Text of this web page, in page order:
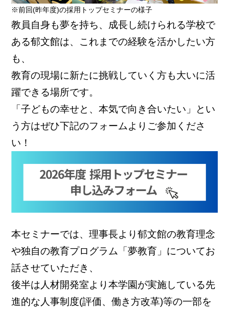
※前回(昨年度)の採用トップセミナーの様子
教員自身も夢を持ち、成長し続けられる学校で
ある郁文館は、これまでの経験を活かしたい方
も、
教育の現場に新たに挑戦していく方も大いに活
躍できる場所です。
「子どもの幸せと、本気で向き合いたい」とい
う方はぜひ下記のフォームより ご参加くださ
い！
本セミナーでは、理事長より郁文館の教育理念
や独自の教育プログラム「夢教育」についてお
話させていただき、
後半は人材開発室より本学園が実施している先
進的な人事制度(評価、働き方改革)等の一部を